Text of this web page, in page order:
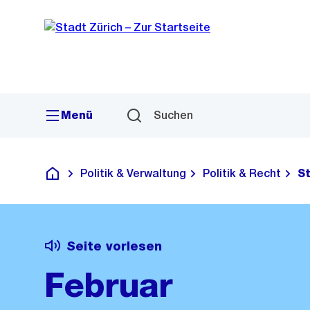
Navigation
Sprunglink
Menü Suchen
Deutsch
Politik & Verwaltung Politik & Recht
Seite vorlesen
Februar